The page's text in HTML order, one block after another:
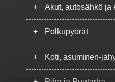
+ Akut, autosähkö ja
+ Polkupyörät
+ Koti, asuminen-